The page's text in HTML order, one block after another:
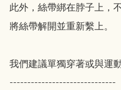
此外，絲帶綁在脖子上，
將絲帶解開並重新繫上。
我們建議單獨穿著或與運
------------------------------